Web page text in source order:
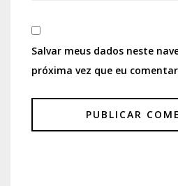
Salvar meus dados neste
próxima vez que eu